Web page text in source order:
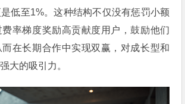
低至1%。这种结构不仅没有惩罚小额
率梯度奖励高贡献度用户，鼓励他们
在长期合作中实现双赢，对成长型和
大的吸引力。